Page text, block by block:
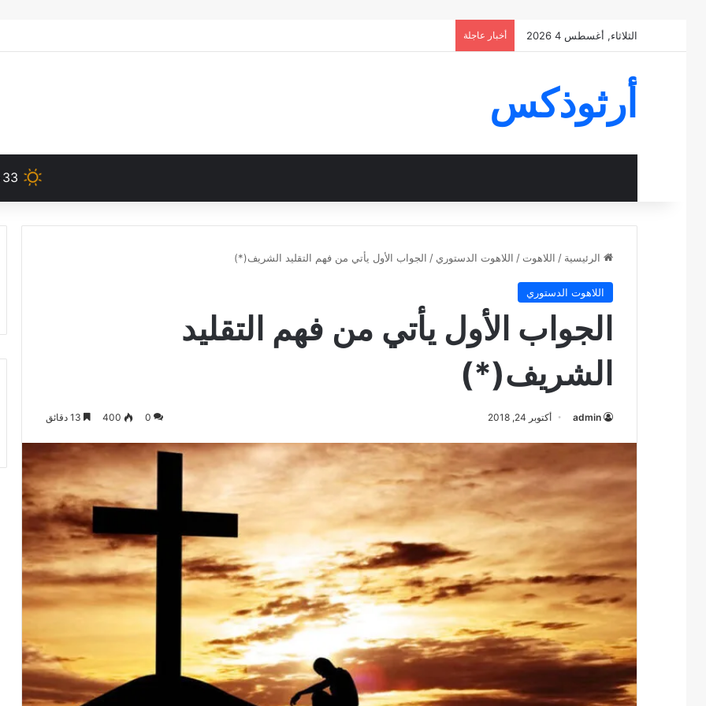
الثلاثاء, أغسطس 4 2026 أخبار عاجلة
أرثوذكس
33
الرئيسية / اللاهوت / اللاهوت الدستوري / الجواب الأول يأتي من فهم التقليد الشريف(*)
اللاهوت الدستوري
الجواب الأول يأتي من فهم التقليد
الشريف(*)
admin أكتوبر 24, 2018 0
400